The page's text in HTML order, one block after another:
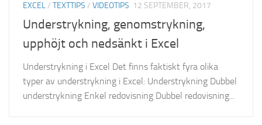
EXCEL/ TEXTTIPS / VIDEOTIPS 12 SEPTEMBER, 2017
Understrykning, genomstrykning,
upphöjt och nedsänkt i Excel
Understrykning i Excel Det finns faktiskt fyra olika
typer av understrykning i Excel: Understrykning Dubbel
understrykning Enkel redovisning Dubbel redovisning...